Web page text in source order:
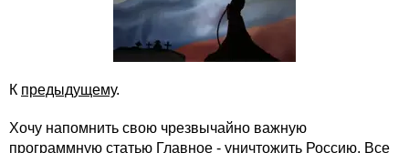
К предыдущему.
Хочу напомнить свою чрезвычайно важную
программную статью Главное - уничтожить Россию. Все